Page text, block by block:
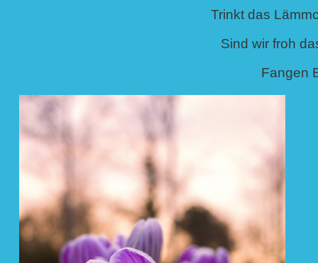
Trinkt das
Sind wir froh
Fangen